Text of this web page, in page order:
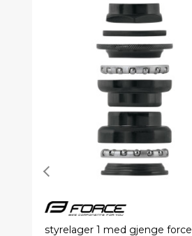
styrelager 1 med gjenge force